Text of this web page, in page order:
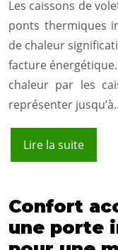
Les caissons de
ponts thermiques
de chaleur
facture
chaleur par les
représenter
Lire la suite
Confort
une porte